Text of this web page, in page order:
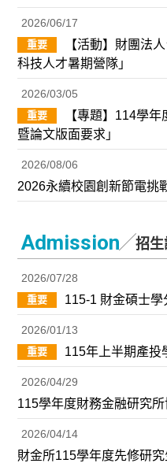
2026/06/17
重要
【活動】財團法
科技人才暑期營隊」
2026/03/05
重要
【專題】114學
暨論文版面要求」
2026/08/06
2026永續校園創新節電挑
Admission／招
2026/07/28
重要 115-1 財金碩士學
2026/01/13
重要 115年上半期產投
2026/04/29
115學年度財務金融研究
2026/04/14
財金所115學年度先修研